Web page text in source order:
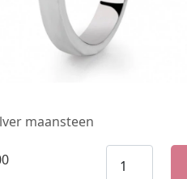
maansteen